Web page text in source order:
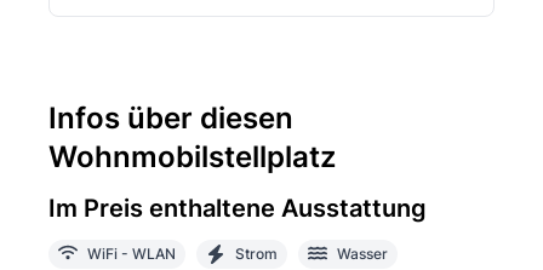
Infos über diesen
Wohnmobilstellplatz
Im Preis enthaltene Ausstattung
WiFi - WLAN Strom Wasser